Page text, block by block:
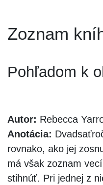
Zoznam
Pohľadom k
Autor: Rebecca
Anotácia:
rovnako, ako jej
má však zoznam
stihnúť. Pri jednej z